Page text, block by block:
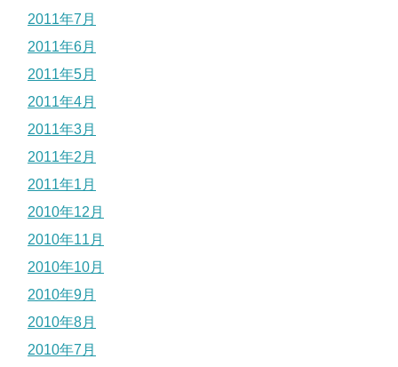
2011年7月
2011年6月
2011年5月
2011年4月
2011年3月
2011年2月
2011年1月
2010年12月
2010年11月
2010年10月
2010年9月
2010年8月
2010年7月